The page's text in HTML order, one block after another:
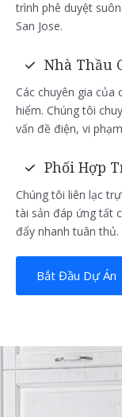
trình phê duyệt
San Jose.
Nhà Thầu
Các chuyên gia của
hiểm. Chúng tôi
vấn đề điện, vi
Phối Hợp
Chúng tôi liên lạc
tài sản đáp ứng tất
đẩy nhanh tuân thủ.
Bắt Đầu Dự Án